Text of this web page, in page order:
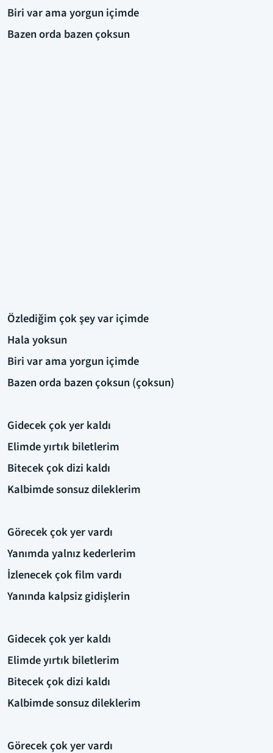
Biri var ama yorgun içimde
Bazen orda bazen çoksun
Özlediğim çok şey var içimde
Hala yoksun
Biri var ama yorgun içimde
Bazen orda bazen çoksun (çoksun)
Gidecek çok yer kaldı
Elimde yırtık biletlerim
Bitecek çok dizi kaldı
Kalbimde sonsuz dileklerim
Görecek çok yer vardı
Yanımda yalnız kederlerim
İzlenecek çok film vardı
Yanında kalpsiz gidişlerin
Gidecek çok yer kaldı
Elimde yırtık biletlerim
Bitecek çok dizi kaldı
Kalbimde sonsuz dileklerim
Görecek çok yer vardı